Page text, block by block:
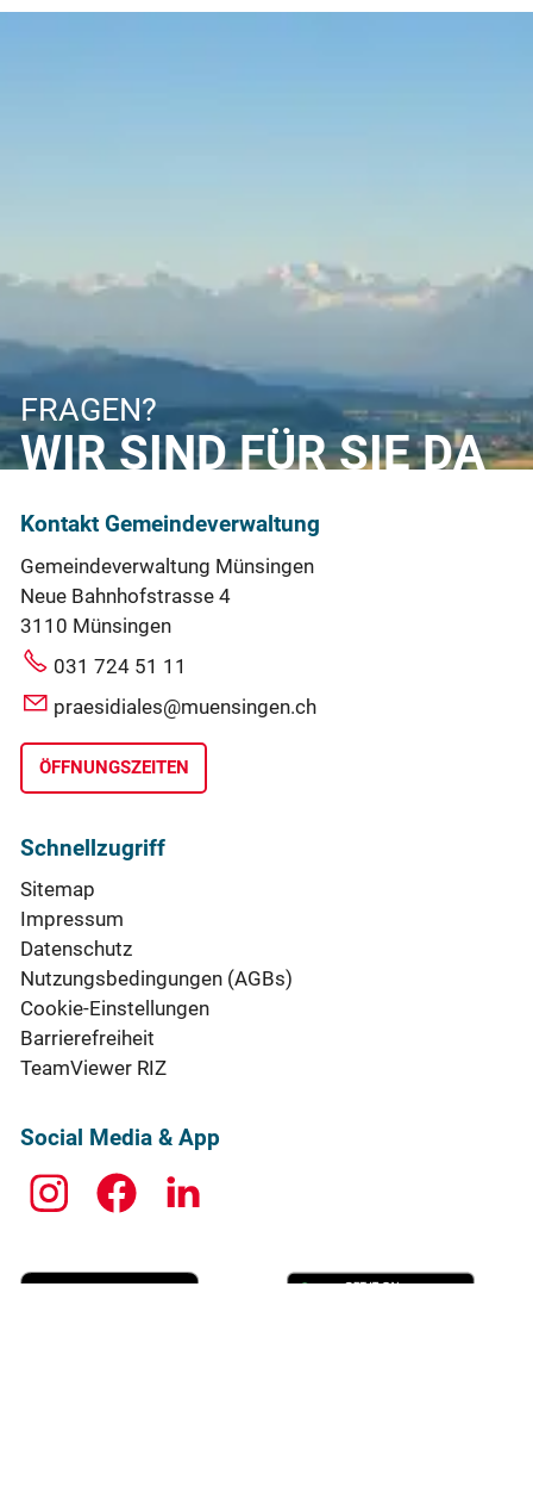
FRAGEN?
WIR SIND FÜR SIE DA
Kontakt Gemeindeverwaltung
Gemeindeverwaltung Münsingen
Neue Bahnhofstrasse 4
3110 Münsingen
031 724 51 11
praesidiales@muensingen.ch
ÖFFNUNGSZEITEN
Schnellzugriff
Sitemap
Impressum
Datenschutz
Nutzungsbedingungen (AGBs)
Cookie-Einstellungen
Barrierefreiheit
TeamViewer RIZ
Social Media & App